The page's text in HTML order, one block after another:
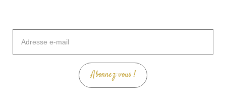
mail
Abonnez-vous !